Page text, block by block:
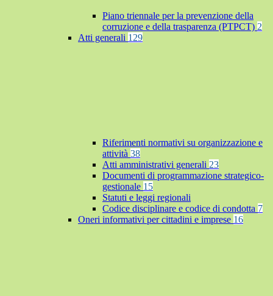
Piano triennale per la prevenzione della
corruzione e della trasparenza (PTPCT) 2
Atti generali 129
Riferimenti normativi su organizzazione e
attività 38
Atti amministrativi generali 23
Documenti di programmazione strategico-
gestionale 15
Statuti e leggi regionali
Codice disciplinare e codice di condotta 7
Oneri informativi per cittadini e imprese 16